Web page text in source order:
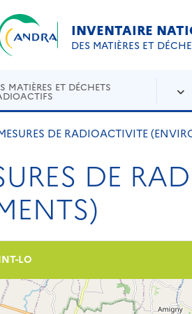
INVENTAIRE
DES MATIÈRES ET
MATIÈRES ET DÉCHETS
DE RADIOACTIVITE
DE
LO